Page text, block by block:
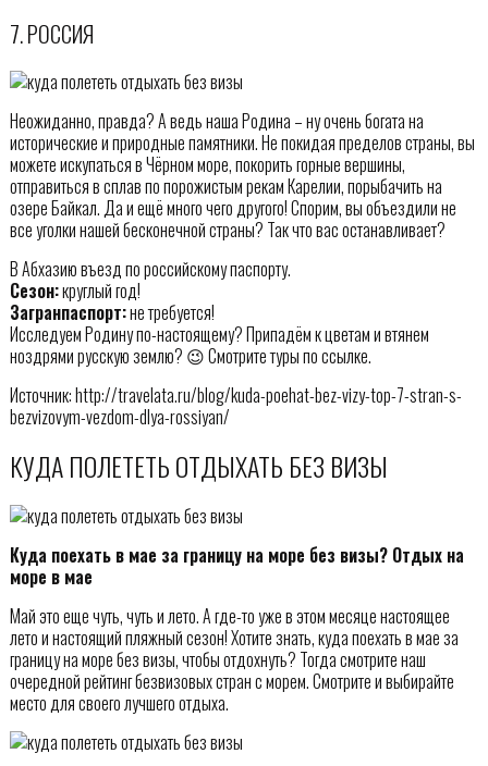
7. РОССИЯ
Неожиданно, правда? А ведь наша Родина – ну очень богата на
исторические и природные памятники. Не покидая пределов страны, вы
можете искупаться в Чёрном море, покорить горные вершины,
отправиться в сплав по порожистым рекам Карелии, порыбачить на
озере Байкал. Да и ещё много чего другого! Спорим, вы объездили не
все уголки нашей бесконечной страны? Так что вас останавливает?
В Абхазию въезд по российскому паспорту.
Сезон:круглый год!
Загранпаспорт:не требуется!
Исследуем Родину по-настоящему? Припадём к цветам и втянем
ноздрями русскую землю? 😉 Смотрите туры по ссылке.
Источник: http://travelata.ru/blog/kuda-poehat-bez-vizy-top-7-stran-s-
bezvizovym-vezdom-dlya-rossiyan/
КУДА ПОЛЕТЕТЬ ОТДЫХАТЬ БЕЗ ВИЗЫ
Куда поехать в мае за границу на море без визы? Отдых на
море в мае
Май это еще чуть, чуть и лето. А где-то уже в этом месяце настоящее
лето и настоящий пляжный сезон! Хотите знать, куда поехать в мае за
границу на море без визы, чтобы отдохнуть? Тогда смотрите наш
очередной рейтинг безвизовых стран с морем. Смотрите и выбирайте
место для своего лучшего отдыха.